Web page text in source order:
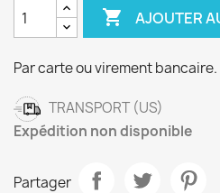
 AJOUTER
Par carte ou virement bancaire.
TRANSPORT (US)
Expédition non disponible
Partager